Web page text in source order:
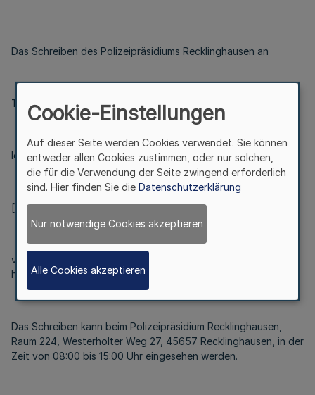
Das Schreiben des Polizeipräsidiums Recklinghausen an
T. L.
letzte bekannte Anschrift:
[gelöscht aufgrund DSGVO]
vom 29. August 2024, [gelöscht aufgrund DSGVO], wird
hiermit öffentlich zugestellt.
Das Schreiben kann beim Polizeipräsidium Recklinghausen,
Raum 224, Westerholter Weg 27, 45657 Recklinghausen, in der
Zeit von 08:00 bis 15:00 Uhr eingesehen werden.
Cookie-Einstellungen
Auf dieser Seite werden Cookies verwendet. Sie können
entweder allen Cookies zustimmen, oder nur solchen,
die für die Verwendung der Seite zwingend erforderlich
sind. Hier finden Sie die Datenschutzerklärung
Nur notwendige Cookies akzeptieren
Alle Cookies akzeptieren